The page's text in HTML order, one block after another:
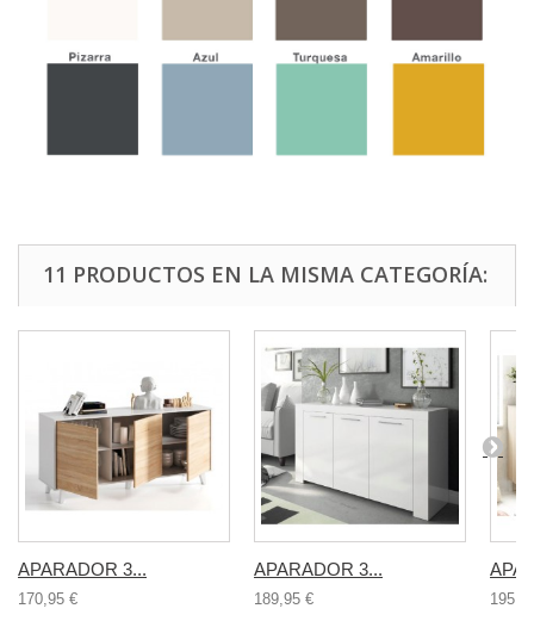
11 PRODUCTOS EN LA MISMA CATEGORÍA:
APARADOR 3...
170,95 €
APARADOR 3...
189,95 €